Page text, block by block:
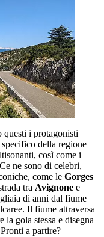
questi i protagonisti
della regione
così come i
ne sono di celebri,
come le Gorges
tra Avignone e
di anni dal fiume
Il fiume attraversa
gola stessa e disegna
a partire?